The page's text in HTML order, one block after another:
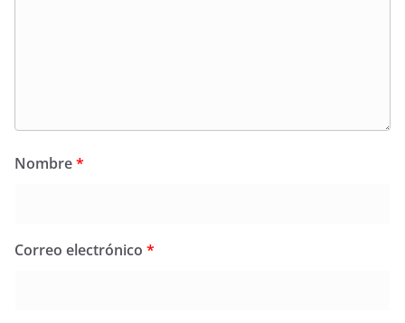
Nombre*
Correo electrónico *